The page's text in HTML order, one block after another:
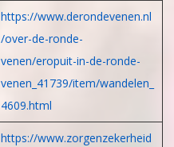
https://www.derondevenen.nl
/over-de-ronde-
venen/eropuit-in-de-ronde-
venen_41739/item/wandelen_
4609.html
https://www.zorgenzekerheid